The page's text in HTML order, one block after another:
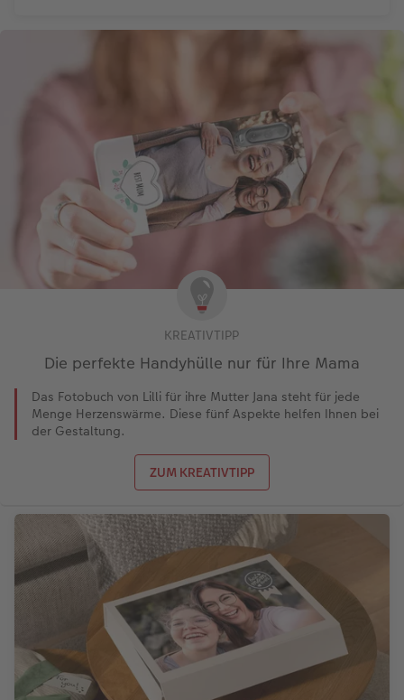
KREATIVTIPP
Die perfekte Handyhülle nur für Ihre Mama
Das Fotobuch von Lilli für ihre Mutter Jana steht für jede
Menge Herzenswärme. Diese fünf Aspekte helfen Ihnen bei
der Gestaltung.
ZUM KREATIVTIPP